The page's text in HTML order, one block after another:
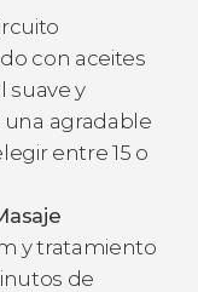
con aceites
suave y
agradable
entre 15 o
y tratamiento
de